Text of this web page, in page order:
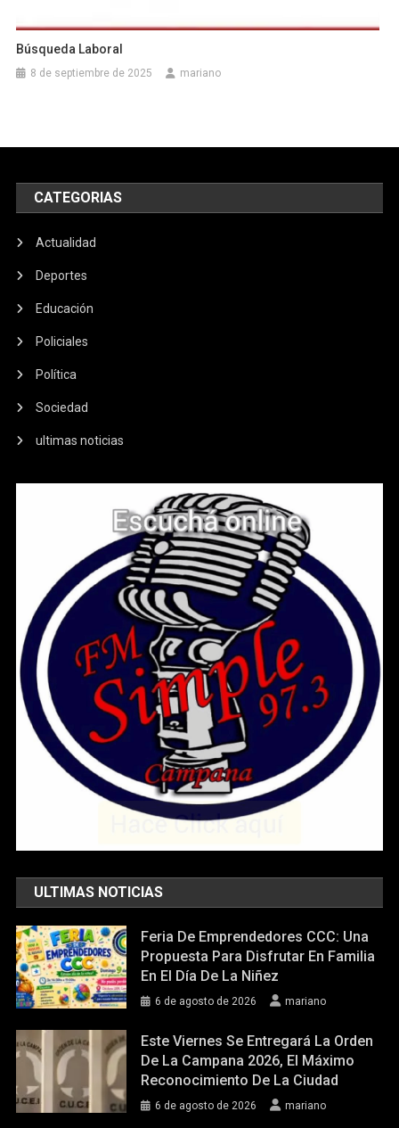
Búsqueda Laboral
8 de septiembre de 2025 mariano
CATEGORIAS
Actualidad
Deportes
Educación
Policiales
Política
Sociedad
ultimas noticias
ULTIMAS NOTICIAS
Feria De Emprendedores CCC: Una
Propuesta Para Disfrutar En Familia
En El Día De La Niñez
6 de agosto de 2026 mariano
Este Viernes Se Entregará La Orden
De La Campana 2026, El Máximo
Reconocimiento De La Ciudad
6 de agosto de 2026 mariano